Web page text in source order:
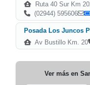
Ruta 40 Sur Km
(02944) 595606
Posada Los Juncos
Av Bustillo Km. 20
Ver más en